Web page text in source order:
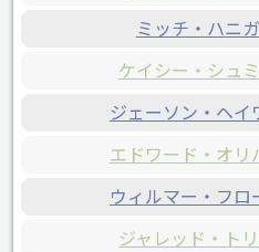
ミッチ・ハニ
ケイシー・シュ
ジェーソン・ヘイ
エドワード・オリ
ウィルマー・フロ
ジャレッド・ト